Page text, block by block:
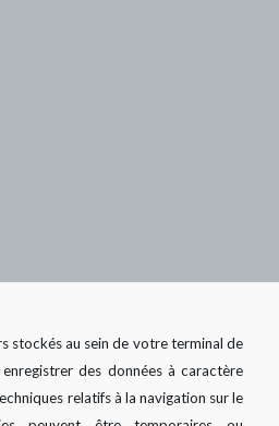
stockés au sein de votre terminal de
des données à caractère
relatifs à la navigation sur le